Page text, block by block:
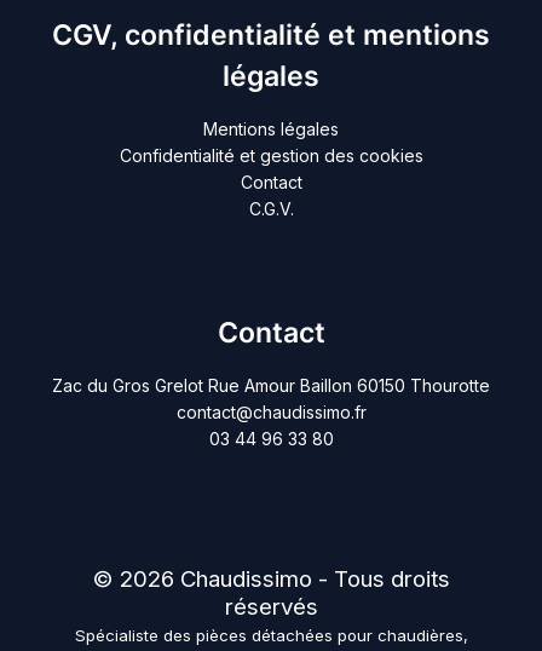
CGV, confidentialité et mentions
légales
Mentions légales
Confidentialité et gestion des cookies
Contact
C.G.V.
Contact
Zac du Gros Grelot Rue Amour Baillon 60150 Thourotte
contact@chaudissimo.fr
03 44 96 33 80
© 2026 Chaudissimo - Tous droits
réservés
Spécialiste des pièces détachées pour chaudières,